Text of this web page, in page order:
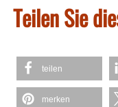
Teilen Sie
teilen
merken